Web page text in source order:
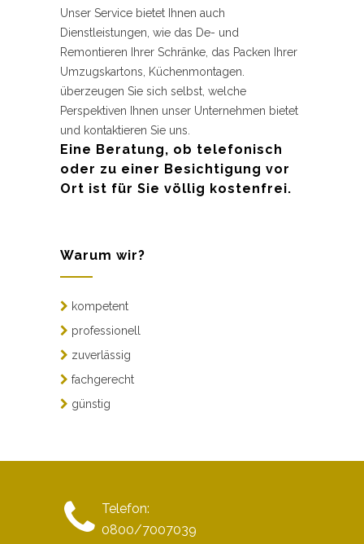
Unser Service bietet Ihnen auch
Dienstleistungen, wie das De- und
Remontieren Ihrer Schränke, das Packen Ihrer
Umzugskartons, Küchenmontagen.
überzeugen Sie sich selbst, welche
Perspektiven Ihnen unser Unternehmen bietet
und kontaktieren Sie uns.
Eine Beratung, ob telefonisch
oder zu einer Besichtigung vor
Ort ist für Sie völlig kostenfrei.
Warum wir?
kompetent
professionell
zuverlässig
fachgerecht
günstig
Telefon:
0800/7007039